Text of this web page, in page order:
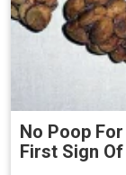
No Poop
First Sign Of